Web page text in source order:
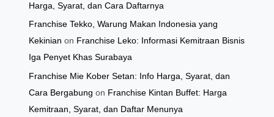
Harga, Syarat, dan Cara Daftarnya
Franchise Tekko, Warung Makan Indonesia yang
Kekinian on Franchise Leko: Informasi Kemitraan Bisnis
Iga Penyet Khas Surabaya
Franchise Mie Kober Setan: Info Harga, Syarat, dan
Cara Bergabung on Franchise Kintan Buffet: Harga
Kemitraan, Syarat, dan Daftar Menunya